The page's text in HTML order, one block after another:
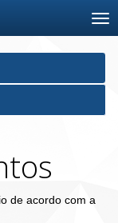
de acordo com a